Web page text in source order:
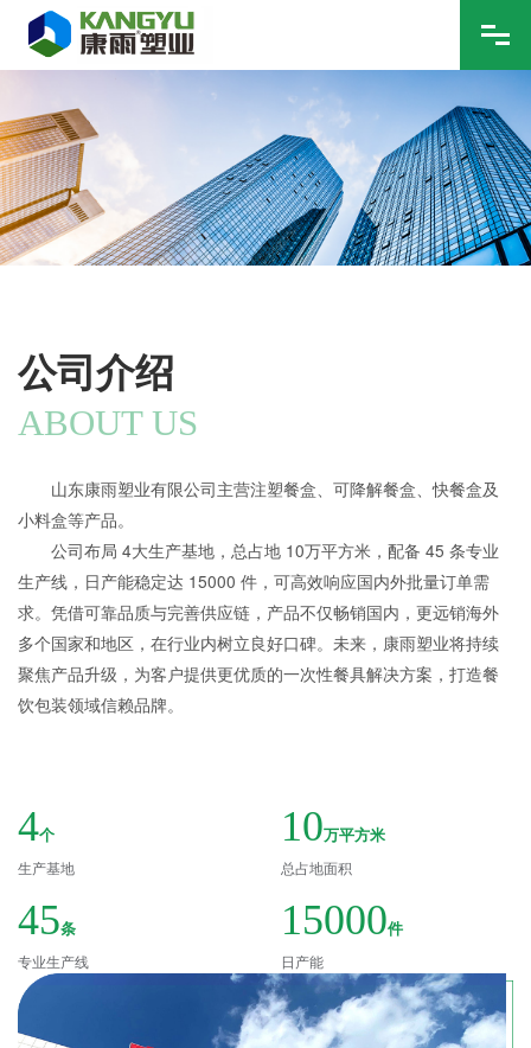
公司介绍
ABOUT US
山东康雨塑业有限公司主营注塑餐盒、可降解餐盒、快餐盒及
小料盒等产品。
公司布局 4大生产基地，总占地 10万平方米，配备 45 条专业
生产线，日产能稳定达 15000 件，可高效响应国内外批量订单需
求。凭借可靠品质与完善供应链，产品不仅畅销国内，更远销海外
多个国家和地区，在行业内树立良好口碑。未来，康雨塑业将持续
聚焦产品升级，为客户提供更优质的一次性餐具解决方案，打造餐
饮包装领域信赖品牌。
4个
生产基地
10万平方米
总占地面积
45条
专业生产线
15000件
日产能